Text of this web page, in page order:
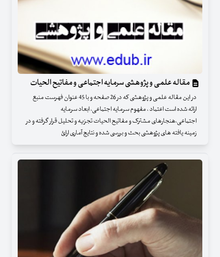
مقاله علمی و پژوهشی سرمایه اجتماعی و مفاتیح الحیات
در این مقاله علمی و پژوهشی که در 26 صفحه و با 45 عنوان فهرست منبع
ارائه شده است اعتماد ، مفهوم سرمایه اجتماعی، ابعاد سرمایه
اجتماعی،هنجارهای مشترک و مفاتیح الحیات تجزیه و تحلیل قرار گرفته و در
زمینه یافته های پژوهشی بحث و بررسی شده و نتایج آماری ارائ